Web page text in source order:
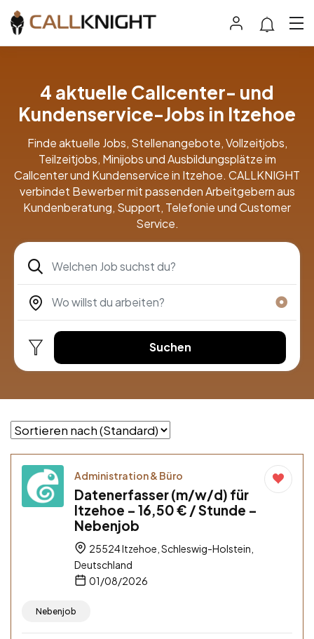
4 aktuelle Callcenter- und
Kundenservice-Jobs in Itzehoe
Finde aktuelle Jobs, Stellenangebote, Vollzeitjobs,
Teilzeitjobs, Minijobs und Ausbildungsplätze im
Callcenter und Kundenservice in Itzehoe. CALLKNIGHT
verbindet Bewerber mit passenden Arbeitgebern aus
Kundenberatung, Support, Telefonie und Customer
Service.
Suchen
Administration & Büro
Datenerfasser (m/w/d) für
Itzehoe – 16,50 € / Stunde –
Nebenjob
25524 Itzehoe, Schleswig-Holstein,
Deutschland
01/08/2026
Nebenjob